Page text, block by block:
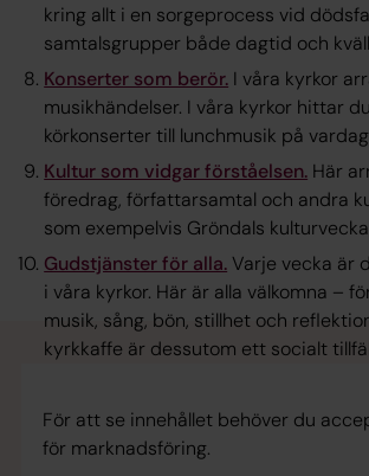
kring allt i en sorgeprocess vid
samtalsgrupper både dagtid och
Konserter som berör. I våra kyrkor
musikhändelser. I våra kyrkor hittar
körkonserter till lunchmusik på
Kultur som vidgar förståelsen. Här
föredrag, författarsamtal och andra
som exempelvis Gröndals
Gudstjänster för alla. Varje vecka är
i våra kyrkor. Här är alla välkomna –
musik, sång, bön, stillhet och
kyrkkaffe är dessutom ett socialt
För att se innehållet behöver du
för marknadsföring.